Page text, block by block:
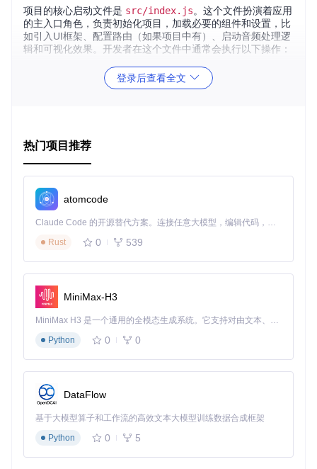
项目的核心启动文件是 src/index.js。这个文件扮演着应用
的主入口角色，负责初始化项目，加载必要的组件和设置，比
如引入UI框架、配置路由（如果项目中有）、启动音频处理逻
辑和可视化效果。开发者在这个文件中通常会执行以下操作：
导入核心库和组件。
初始化React App或任何前端框架的应用实例。
ckage.json中定义的脚本来启动开发服务器。
package.json
重要脚本
如start用于启动开发服务器，build用于生产环境构建
等。
额外的配置文件 (假设存在)
config/*.js: 在一些复杂项目中，可能会有额外的配置文件
来管理环境变量、编译选项或其他自定义设置。这些配置文
件具体命名和位置需查看项目文档或
README.md文件。
请注意，实际的目录结构和文件细节可能因项目的不同而有所
变化，以上结构是一个基于描述的示例。务必参考项目中的实
际README.md文件获取最新和具体的指导。
登录后查看全文
热门项目推荐
atomcode
Claude Code 的开源替代方案。连接任意大模型，编辑代码，运行命令，自动验证 — 全自动执行。用 Rust 构建，极致性能。 ｜ An open-source alternative to Claude Code. Connect any LLM, edit code, run commands, and verify changes — autonomously. Built in Rust for speed. Get Started
Rust
0 539
MiniMax-H3
MiniMax H3 是一个通用的全模态生成系统。它支持对由文本、图像、视频和音频组成的多模态上下文进行统一理解，并能生成分辨率高达 2K、时长可达 15 秒的带原生立体声音频的视频。得益于面向任务泛化的系统设计，H3 在预训练阶段就已具备广泛的多模态上下文理解与生成能力，能够出色地执行复杂的多模态指令。
Python
0 0
DataFlow
基于大模型算子和工作流的高效文本大模型训练数据合成框架
Python
0 5